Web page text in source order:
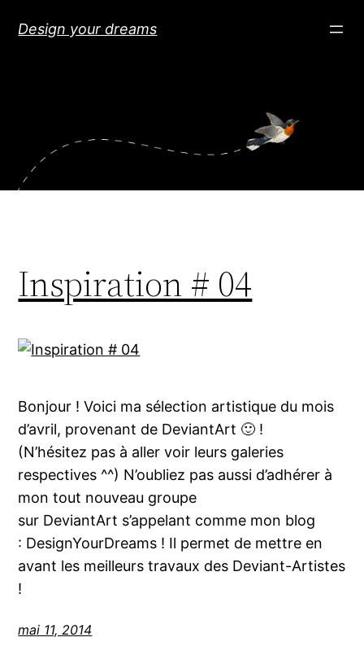
Design your dreams
Inspiration # 04
Bonjour ! Voici ma sélection artistique du mois
d’avril, provenant de DeviantArt 🙂 !
(N’hésitez pas à aller voir leurs galeries
respectives ^^) N’oubliez pas aussi d’adhérer à
mon tout nouveau groupe
sur DeviantArt s’appelant comme mon blog
: DesignYourDreams ! Il permet de mettre en
avant les meilleurs travaux des Deviant-Artistes
!
mai 11, 2014